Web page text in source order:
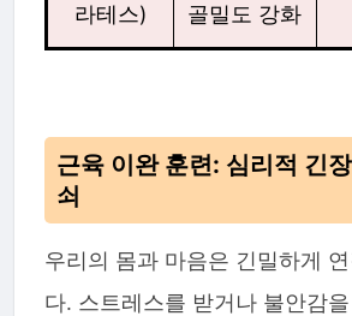
라테스)
골밀도 강화
근육 이완 훈련: 심리적 긴
쇠
우리의 몸과 마음은 긴밀하게
다. 스트레스를 받거나 불안감